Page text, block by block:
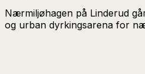
Nærmiljøhagen på Linderud
og urban dyrkingsarena for